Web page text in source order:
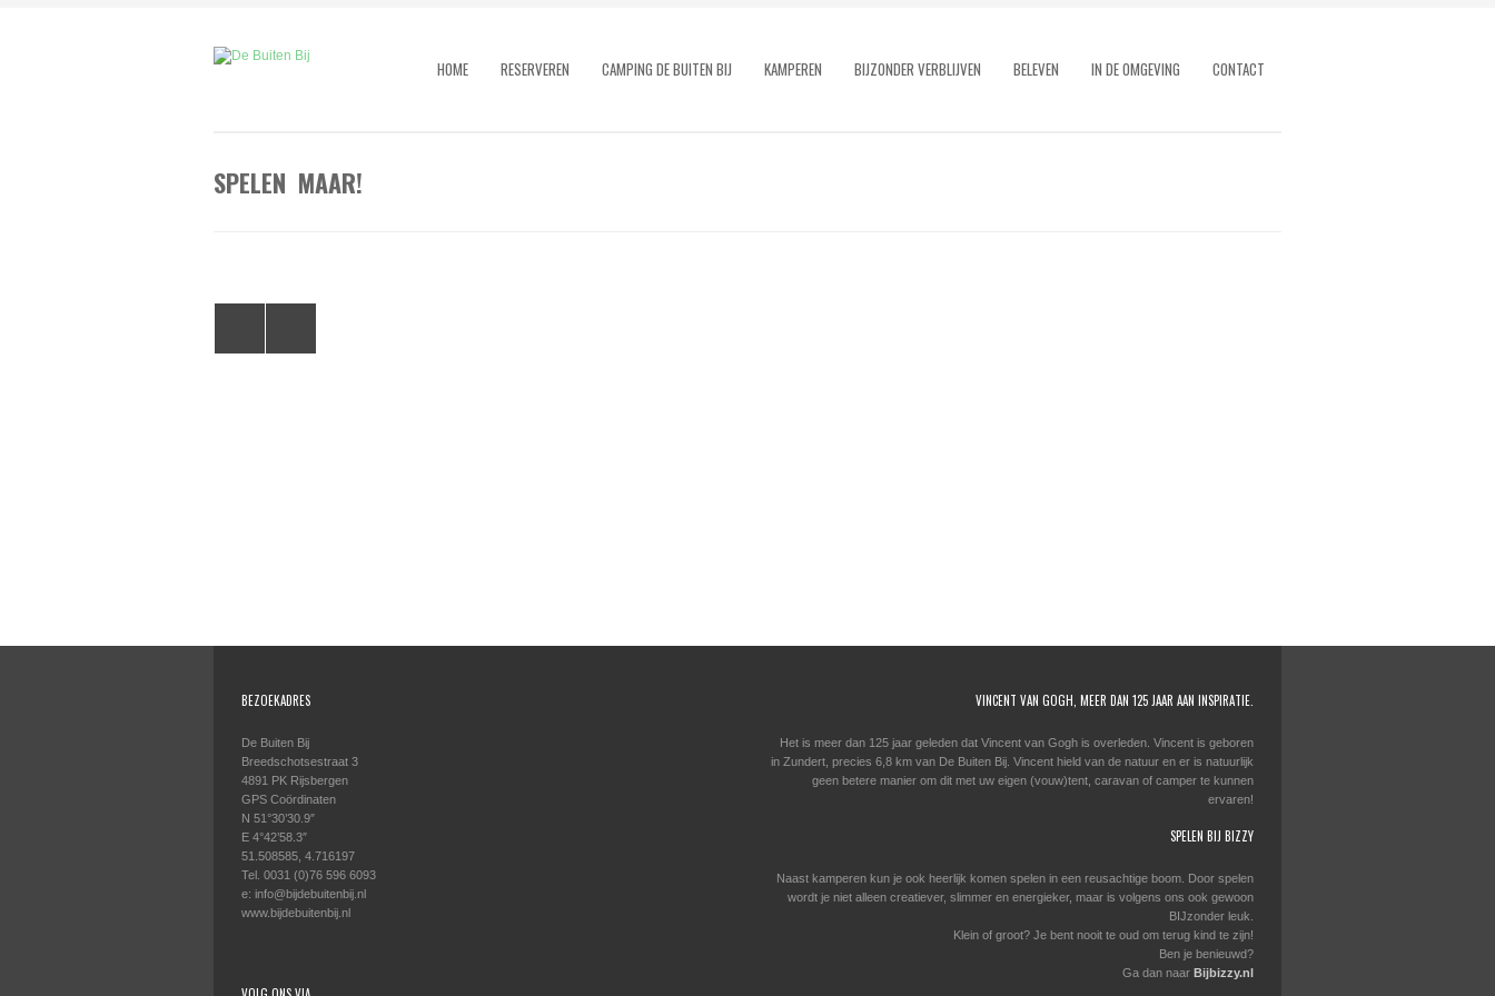
HOME RESERVEREN CAMPING DE BUITEN BIJ KAMPEREN BIJZONDER VERBLIJVEN BELEVEN IN DE OMGEVING CONTACT
SPELEN MAAR!
BEZOEKADRES
De Buiten Bij
Breedschotsestraat 3
4891 PK Rijsbergen
GPS Coördinaten
N 51°30’30.9″
E 4°42’58.3″
51.508585, 4.716197
Tel. 0031 (0)76 596 6093
e: info@bijdebuitenbij.nl
www.bijdebuitenbij.nl
VINCENT VAN GOGH, MEER DAN 125 JAAR AAN INSPIRATIE.
Het is meer dan 125 jaar geleden dat Vincent van Gogh is overleden. Vincent is geboren
in Zundert, precies 6,8 km van De Buiten Bij. Vincent hield van de natuur en er is natuurlijk
geen betere manier om dit met uw eigen (vouw)tent, caravan of camper te kunnen
ervaren!
SPELEN BIJ BIZZY
Naast kamperen kun je ook heerlijk komen spelen in een reusachtige boom. Door spelen
wordt je niet alleen creatiever, slimmer en energieker, maar is volgens ons ook gewoon
BIJzonder leuk.
Klein of groot? Je bent nooit te oud om terug kind te zijn!
Ben je benieuwd?
Ga dan naar Bijbizzy.nl